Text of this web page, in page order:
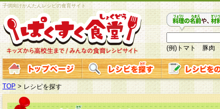
子供向けかんたんレシピの食育サイト
(例)トマト 豚肉
TOP > レシピを探す